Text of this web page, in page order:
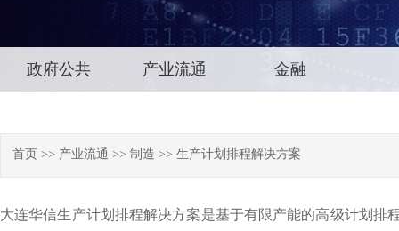
政府公共 产业流通 金融
首页 >> 产业流通 >> 制造 >> 生产计划排程解决方案
大连华信生产计划排程解决方案是基于有限产能的高级计划